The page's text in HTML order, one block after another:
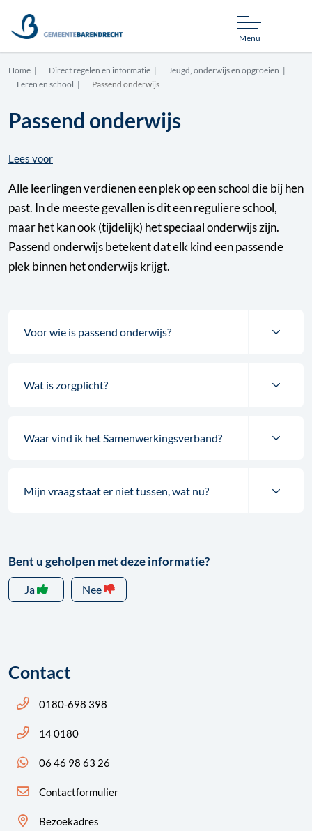
Menu
Home Direct regelen en informatie
Jeugd, onderwijs en opgroeien
Leren en school
Passend onderwijs
Passend onderwijs
Lees voor
Alle leerlingen verdienen een plek op een school die bij hen
past. In de meeste gevallen is dit een reguliere school,
maar het kan ook (tijdelijk) het speciaal onderwijs zijn.
Passend onderwijs betekent dat elk kind een passende
plek binnen het onderwijs krijgt.
Voor wie is passend onderwijs?
Wat is zorgplicht?
Waar vind ik het Samenwerkingsverband?
Mijn vraag staat er niet tussen, wat nu?
Bent u geholpen met deze informatie?
Ja Nee
Contact
Bel ons: 14 0180
0180-698 398
Bel ons: 14 0180
14 0180
App ons: 06 46 98 63 26 (WhatsApp)
06 46 98 63 26
Contactformulier
Bezoekadres